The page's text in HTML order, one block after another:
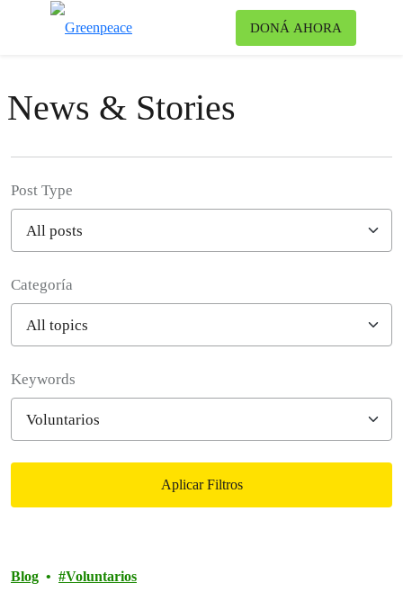
DONÁ AHORA
News & Stories
Post Type
Categoría
Keywords
Aplicar Filtros
Blog Voluntarios